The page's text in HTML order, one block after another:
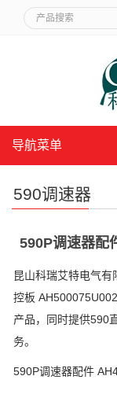
导航菜单
590调速器
590P调速器配
昆山科瑞艾特电气
控板
产品，同时提供590
务。
590P调速器配件